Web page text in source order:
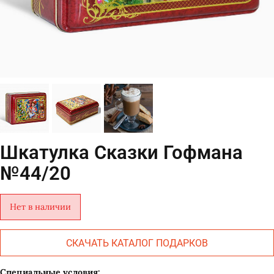
Шкатулка Сказки Гофмана
№44/20
Нет в наличии
СКАЧАТЬ КАТАЛОГ ПОДАРКОВ